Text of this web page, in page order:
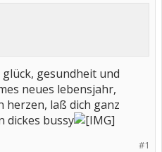
gesundheit und
neues lebensjahr,
herzen, laß dich ganz
dickes bussy
#1